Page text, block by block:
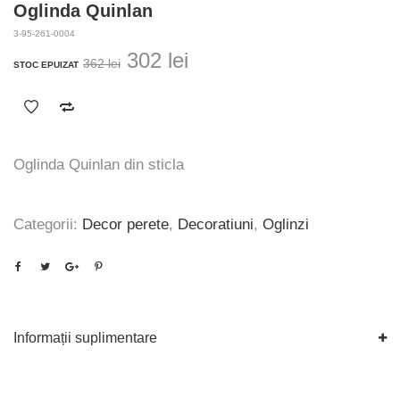
Oglinda Quinlan
3-95-261-0004
STOC EPUIZAT 362lei Prețul
302 lei
Oglinda Quinlan din sticla
Categorii: Decor perete, Decoratiuni, Oglinzi
Informații suplimentare